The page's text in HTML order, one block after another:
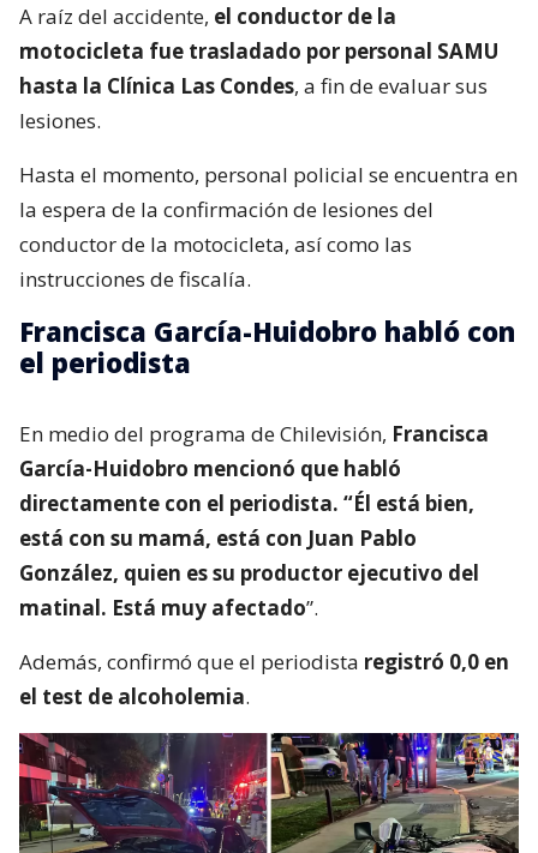
A raíz del accidente, el conductor de la
motocicleta fue trasladado por personal SAMU
hasta la Clínica Las Condes, a fin de evaluar sus
lesiones.
Hasta el momento, personal policial se encuentra en
la espera de la confirmación de lesiones del
conductor de la motocicleta, así como las
instrucciones de fiscalía.
Francisca García-Huidobro habló con
el periodista
En medio del programa de Chilevisión, Francisca
García-Huidobro mencionó que habló
directamente con el periodista. “Él está bien,
está con su mamá, está con Juan Pablo
González, quien es su productor ejecutivo del
matinal. Está muy afectado”.
Además, confirmó que el periodista registró 0,0 en
el test de alcoholemia.